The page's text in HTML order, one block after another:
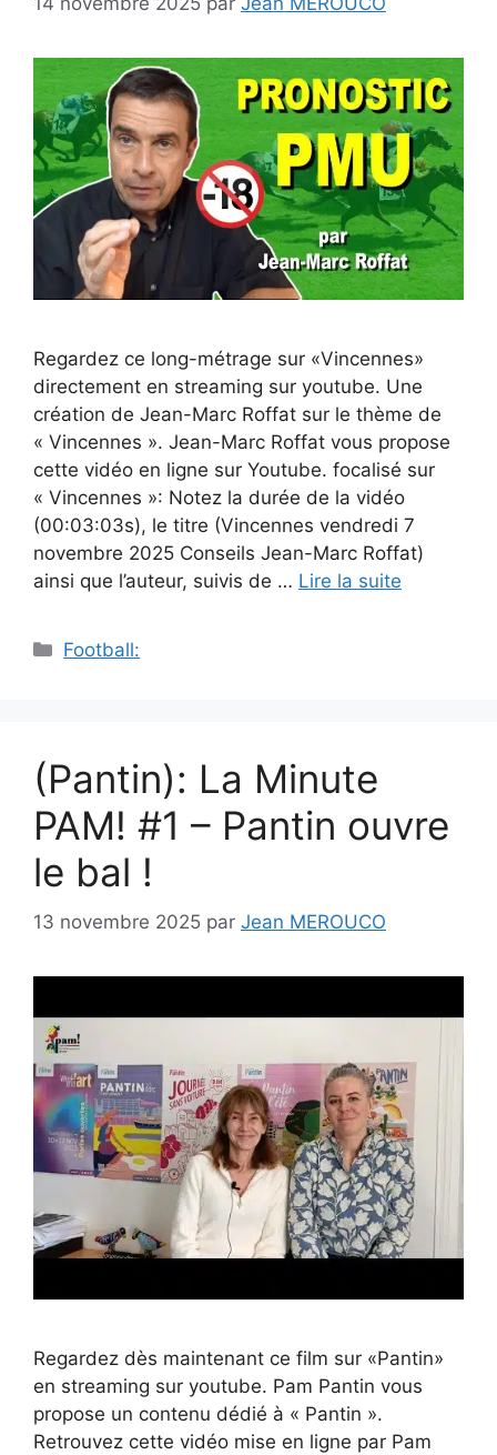
Regardez ce long-métrage sur «Vincennes»
directement en streaming sur youtube. Une
création de Jean-Marc Roffat sur le thème de
« Vincennes ». Jean-Marc Roffat vous propose
cette vidéo en ligne sur Youtube. focalisé sur
« Vincennes »: Notez la durée de la vidéo
(00:03:03s), le titre (Vincennes vendredi 7
novembre 2025 Conseils Jean-Marc Roffat)
ainsi que l’auteur, suivis de … Lire la suite
Catégories
Football:
(Pantin): La Minute
PAM! #1 – Pantin ouvre
le bal !
13 novembre 2025 par Jean MEROUCO
Regardez dès maintenant ce film sur «Pantin»
en streaming sur youtube. Pam Pantin vous
propose un contenu dédié à « Pantin ».
Retrouvez cette vidéo mise en ligne par Pam